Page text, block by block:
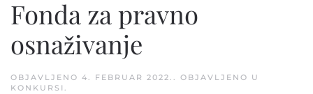
Fonda za pravno
osnaživanje
OBJAVLJENO 4. FEBRUAR 2022. . OBJAVLJENO U
KONKURSI .